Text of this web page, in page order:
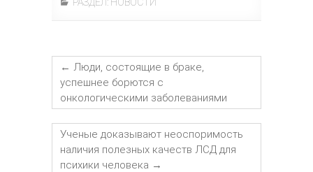
← Люди, состоящие в браке,
успешнее борются с
онкологическими заболеваниями
Ученые доказывают неоспоримость
наличия полезных качеств ЛСД для
психики человека →